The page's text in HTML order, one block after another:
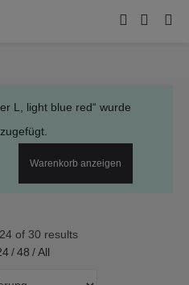
L, light blue red“ wurde
Warenkorb anzeigen
of 30 results
/ 48 / All